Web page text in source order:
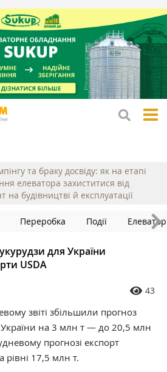
та браку досвіду: як на етапі
елеватора захиститися від
на будівництві й експлуатації
Переробка Події
для України
USDA
43
звіті збільшили прогноз
України на 3 млн т — до 20,5 млн
прогнозі експорт
рівні 17,5 млн т.